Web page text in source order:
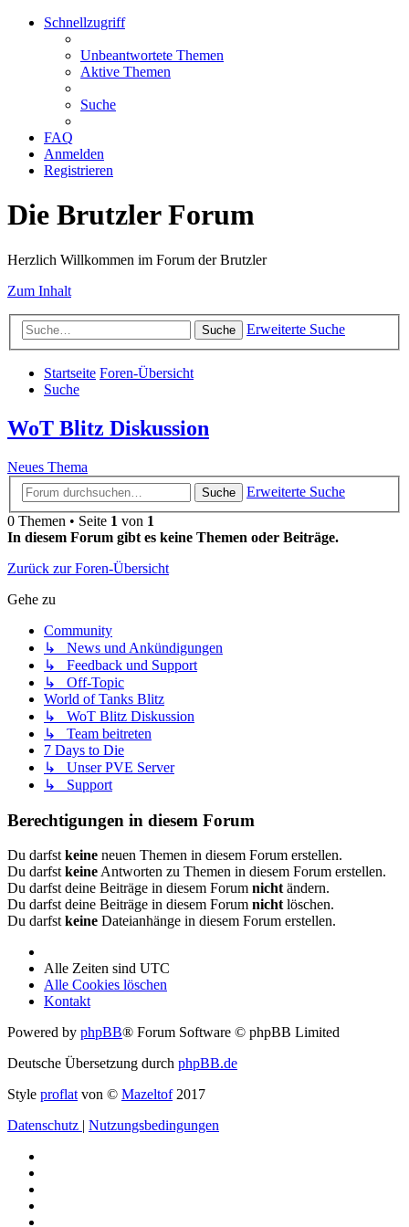
Schnellzugriff
Unbeantwortete Themen
Aktive Themen
Suche
FAQ
Anmelden
Registrieren
Die Brutzler Forum
Herzlich Willkommen im Forum der Brutzler
Zum Inhalt
Suche Erweiterte Suche
Startseite Foren-Übersicht
Suche
WoT Blitz Diskussion
Neues Thema
Suche
Erweiterte Suche
0 Themen • Seite 1 von 1
In diesem Forum gibt es keine Themen oder Beiträge.
Zurück zur Foren-Übersicht
Gehe zu
Community
↳ News und Ankündigungen
↳ Feedback und Support
↳ Off-Topic
World of Tanks Blitz
↳ WoT Blitz Diskussion
↳ Team beitreten
7 Days to Die
↳ Unser PVE Server
↳ Support
Berechtigungen in diesem Forum
Du darfst keine neuen Themen in diesem Forum erstellen.
Du darfst keine Antworten zu Themen in diesem Forum erstellen.
Du darfst deine Beiträge in diesem Forum nicht ändern.
Du darfst deine Beiträge in diesem Forum nicht löschen.
Du darfst keine Dateianhänge in diesem Forum erstellen.
Alle Zeiten sind UTC
Alle Cookies löschen
Kontakt
Powered by phpBB® Forum Software © phpBB Limited
Deutsche Übersetzung durch phpBB.de
Style proflat von © Mazeltof2017
Datenschutz | Nutzungsbedingungen